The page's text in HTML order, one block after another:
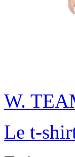
W.
Le t-